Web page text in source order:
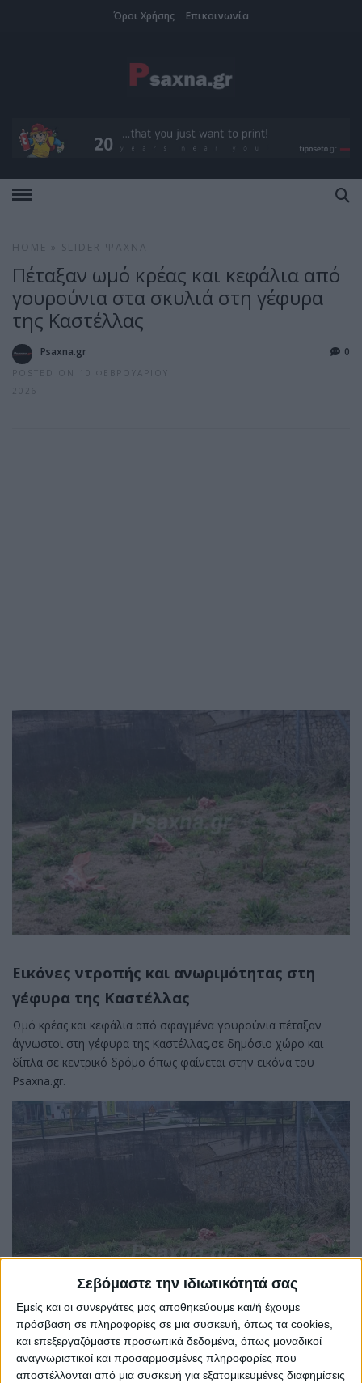
Σεβόμαστε την ιδιωτικότητά σας
Εμείς και οι συνεργάτες μας αποθηκεύουμε και/ή έχουμε
πρόσβαση σε πληροφορίες σε μια συσκευή, όπως τα cookies,
και επεξεργαζόμαστε προσωπικά δεδομένα, όπως μοναδικοί
αναγνωριστικοί και προσαρμοσμένες πληροφορίες που
αποστέλλονται από μια συσκευή για εξατομικευμένες διαφημίσεις
Όροι Χρήσης Επικοινωνία
HOME SLIDER ΨΑΧΝΆ
Πέταξαν ωμό κρέας και κεφάλια από
γουρούνια στα σκυλιά στη γέφυρα
της Καστέλλας
Psaxna.gr
POSTED ON 10 ΦΕΒΡΟΥΑΡΊΟΥ
2026
0
Εικόνες ντροπής και ανωριμότητας στη
γέφυρα της Καστέλλας
Ωμό κρέας και κεφάλια από σφαγμένα γουρούνια πέταξαν
άγνωστοι στη γέφυρα της Καστέλλας,σε δημόσιο χώρο και
δίπλα σε κεντρικό δρόμο όπως φαίνεται στην εικόνα του
Psaxna.gr.